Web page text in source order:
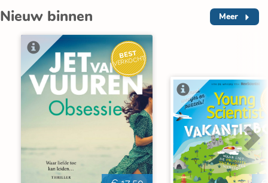
Nieuw binnen Meer
BEST
VERKOCHT